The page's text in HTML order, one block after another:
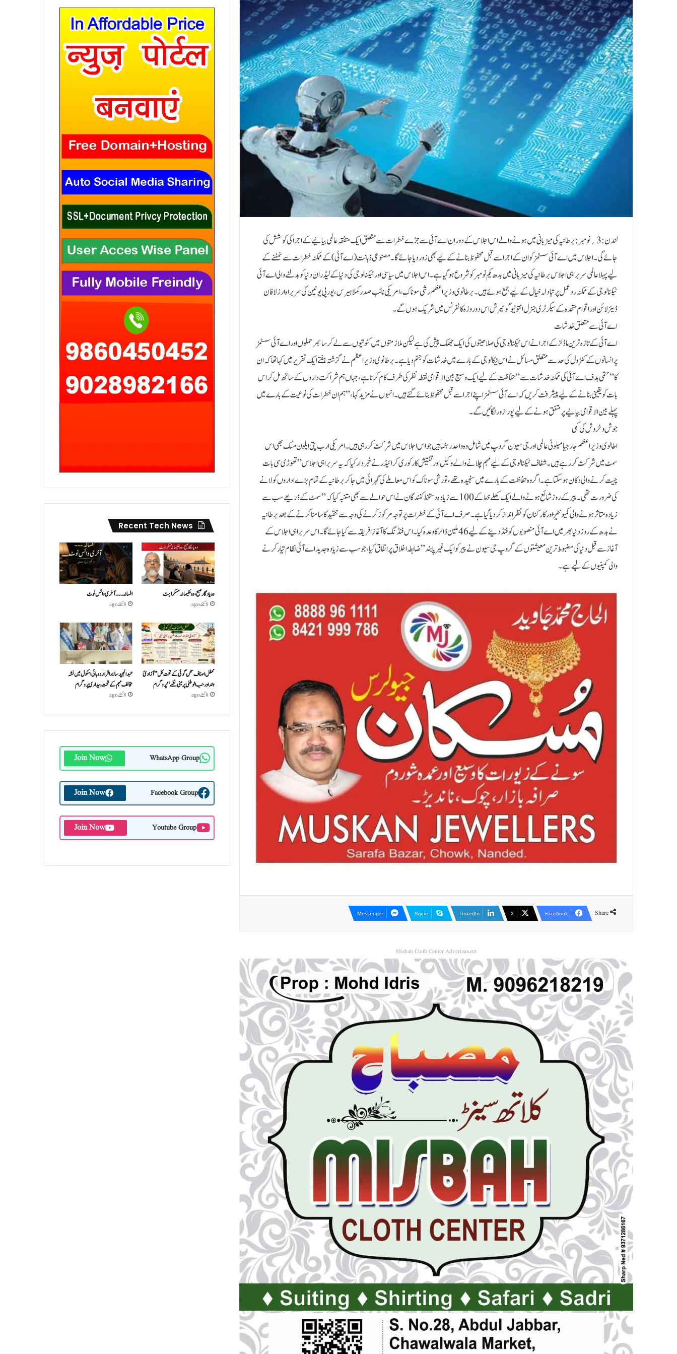
لندن:3؍نومبر:برطانیہ کی میزبانی میں ہونے والے اس اجلاس کے دوران اے آئی سے جڑے خطرات سے متعلق ایک متفقہ عالمی بیانیے کے اجرا کی کوشش کی
جائے گی۔ اجلاس میں اے آئی سسٹمز کو ان کے اجرا سے قبل محفوظ بنانے کے لیے بھی زور دیا جائے گا۔مصنوعی ذہانت (اے آئی) کے ممکنہ خطرات سے نمٹنے کے
لیے پہلا عالمی سربراہی اجلاس برطانیہ کی میزبانی میں بدھ یکم نومبر کو شروع ہو گیا ہے۔اس اجلاس میں سیاسی اور ٹیکنالوجی کی دنیا کے لیڈران دنیا کو بدلنے والی اے آئی
ٹیکنالوجی کے ممکنہ ردعمل پر تبادلہ خیال کے لیے جمع ہوئے ہیں۔ برطانوی وزیر اعظم رشی سوناک، امریکی نائب صدر کملا ہیرس، یورپی یونین کی سربراہ ارزلا فان
ڈیئر لائن اور اقوام متحدہ کے سیکرٹری جنرل انتونیو گوٹیرش اس دو روزہ کانفرنس میں شریک ہوں گے۔
اے آئی سے متعلق خدشات
اے آئی کے تازہ ترین ماڈلز کے اجرا نے اس ٹیکنالوجی کی صلاحیتوں کی ایک جھلک پیش کی ہے لیکن ملازمتوں میں کٹوتیوں سے لے کرسائبر حملوں اور اے آئی سسٹمز
پر انسانوں کے کنٹرول کی حد سے متعلق مسائل نے اس ٹیکالوجی کے بارے میں خدشات کو جنم دیا ہے۔برطانوی وزیر اعظم نے گزشتہ ہفتے ایک تقریر میں کہا تھا کہ ان
کا ”حتمی ہدف اے آئی کی ممکنہ خدشات سے ”حفاظت کے لیے ایک وسیع بین الاقوامی نقطہ نظر کی طرف کام کرنا ہے، جہاں ہم شراکت داروں کے ساتھ مل کر اس
بات کو یقینی بنانے کے لیے پیشرفت کر یں کہ اے آئی سسٹمز اپنے اجرا سے قبل محفوظ بنائے گئے ہیں۔انہوں نے مزید کہا، ”ہم ان خطرات کی نوعیت کے بارے میں
پہلے بین الاقوامی بیانیے پر متفق ہونے کے لیے پورا زور لگائیں گے۔
جوش وخروش کی کمی
اطالوی وزیر اعظم جارجیا میلونی عالمی اور جی سیون گروپ میں شامل وہ واحد رہنما ہیں جو اس اجلاس میں شرکت کر رہی ہیں۔ امریکی ارب پتی ایلون مسک بھی اس
سمٹ میں شرکت کر رہے ہیں۔ شفاف ٹیکنالوجی کے لیے مہم چلانے والے وکیل اور تفتیش کار کوری کرائیڈر نے خبردار کیا کہ یہ سربراہی اجلاس ”تھوڑی سی بات
چیت کرنے والی دکان ہو سکتا ہے۔ اگر وہ حفاظت کے بارے میں سنجیدہ تھے، تو رشی سوناک کو اس معاملے کی گہرائی میں جا کر برطانیہ کے تمام بڑے اداروں کو لانے
کی ضرورت تھی۔ پیر کے روز شائع ہونے والے ایک کھلے خط کے 100 سے زیادہ دستخط کنندگان نے اس حوالے سے بھی متنبہ کیا کہ ”سمٹ کے ذریعے سب سے
زیادہ متاثر ہونے والی کمیونٹیز اور کارکنان کو نظر اندازکر دیا گیا ہے۔ صرف اے آئی کے خطرات پر توجہ مرکوز کرنے کی وجہ سے تنقید کا سامنا کرنے کے بعد برطانیہ
نے بدھ کے روز دنیا بھر میں اے آئی منصوبوں کو فنڈ دینے کے لیے 46 ملین ڈالر کا وعدہ کیا۔ اس فنڈنگ کا آغاز افریقہ سے کیا جائے گا۔ اس سربراہی اجلاس کے
آغاز سے قبل دنیا کی مضبوط ترین معیشتوں کے گروپ جی سیون نے پیر کو ایک غیر پابند ”ضابطہ اخلاق پر اتفاق کیا، جو سب سے زیادہ جدید اے آئی نظام تیار کرنے
والی کمپنیوں کے لیے ہے۔
Share
Facebook
X
LinkedIn
Skype
Messenger
Misbah Cloth Center Advertisment
Recent Tech News
وہ یادگار صبح، وہ حکیمانہ مسکراہٹ
8 گھنٹے ago
افسانہ۔۔۔آخری وائس نوٹ
8 گھنٹے ago
محفل اصناف سخن گوئی کے تحت کل ”آزادئ
ہند اور حب الوطنی پر مبنی نغمے“پروگرام
8 گھنٹے ago
عبدالمجید سالار اقرا اردو ہائی اسکول میں نشہ
مخالف مہم کے تحت بیداری پروگرام
8 گھنٹے ago
WhatsApp Group
Join Now
Facebook Group
Join Now
Youtube Group
Join Now